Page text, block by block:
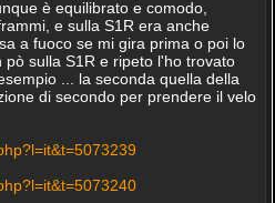
è equilibrato e comodo,
e sulla S1R era anche
a fuoco se mi gira prima o poi lo
sulla S1R e ripeto l'ho trovato
... la seconda quella della
di secondo per prendere il velo